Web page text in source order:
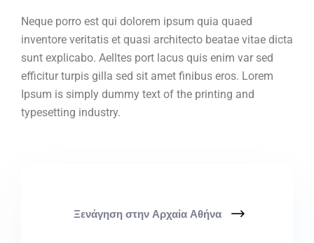
Neque porro est qui dolorem ipsum quia quaed
inventore veritatis et quasi architecto beatae vitae dicta
sunt explicabo. Aelltes port lacus quis enim var sed
efficitur turpis gilla sed sit amet finibus eros. Lorem
Ipsum is simply dummy text of the printing and
typesetting industry.
Ξενάγηση στην Αρχαία Αθήνα